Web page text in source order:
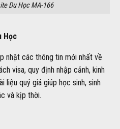
Du Học MA-166
Học
nhật các thông tin mới nhất về
visa, quy định nhập cảnh, kinh
liệu quý giá giúp học sinh, sinh
và kịp thời.